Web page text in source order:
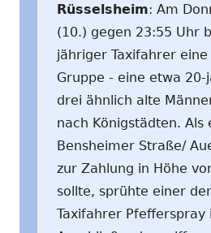
Rüsselsheim: Am
(10.) gegen 23:55 Uhr
jähriger Taxifahrer
Gruppe - eine etwa 20-
drei ähnlich alte
nach Königstädten. Als
Bensheimer Straße/
zur Zahlung in Höhe
sollte, sprühte einer
Taxifahrer Pfefferspray